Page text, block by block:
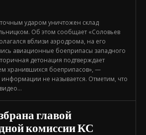
ударом уничтожен склад
Об этом сообщает «Соловьев
вблизи аэродрома, на его
авиационные боеприпасы западного
детонация подтверждает
хранившихся боеприпасов», —
не называется. Отметим, что
главой
комиссии КС